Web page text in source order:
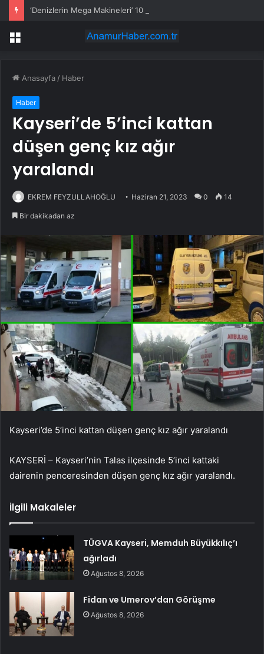
Menü
Anasayfa / Haber
Haber
Kayseri’de 5’inci kattan
düşen genç kız ağır
yaralandı
EKREM FEYZULLAHOĞLU Haziran 21, 2023 0 14
Bir dakikadan az
Kayseri’de 5’inci kattan düşen genç kız ağır yaralandı
KAYSERİ – Kayseri’nin Talas ilçesinde 5’inci kattaki
dairenin penceresinden düşen genç kız ağır yaralandı.
İlgili Makaleler
TÜGVA Kayseri, Memduh Büyükkılıç’ı
ağırladı
Ağustos 8, 2026
Fidan ve Umerov’dan Görüşme
Ağustos 8, 2026